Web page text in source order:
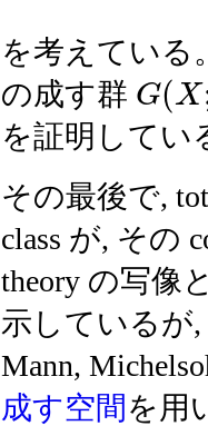
を考えている
の成す群 G(X
を証明してい
その最後で,
class が, その
theory の写像
示しているが,
Mann,
成す空間 を用